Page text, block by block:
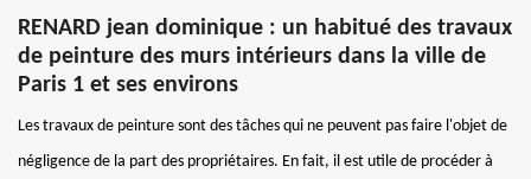
RENARD jean dominique : un habitué des travaux
de peinture des murs intérieurs dans la ville de
Paris 1 et ses environs
Les travaux de peinture sont des tâches qui ne peuvent pas faire l'objet de
négligence de la part des propriétaires. En fait, il est utile de procéder à